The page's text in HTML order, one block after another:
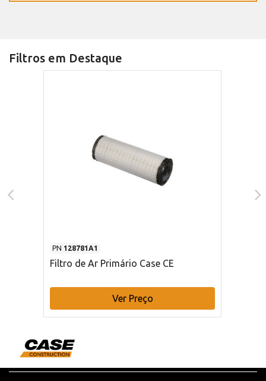
Filtros em Destaque
PN 128781A1
Filtro de Ar Primário Case CE
Ver Preço